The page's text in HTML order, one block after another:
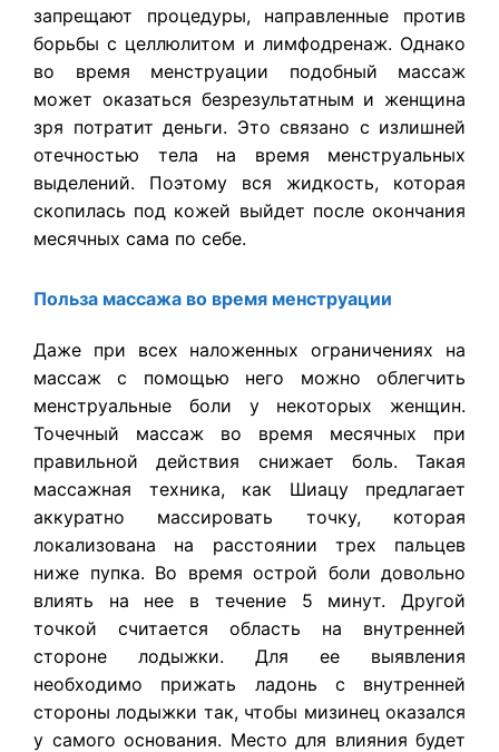
запрещают процедуры, направленные против
борьбы с целлюлитом и лимфодренаж. Однако
во время менструации подобный массаж
может оказаться безрезультатным и женщина
зря потратит деньги. Это связано с излишней
отечностью тела на время менструальных
выделений. Поэтому вся жидкость, которая
скопилась под кожей выйдет после окончания
месячных сама по себе.
Польза массажа во время менструации
Даже при всех наложенных ограничениях на
массаж с помощью него можно облегчить
менструальные боли у некоторых женщин.
Точечный массаж во время месячных при
правильной действия снижает боль. Такая
массажная техника, как Шиацу предлагает
аккуратно массировать точку, которая
локализована на расстоянии трех пальцев
ниже пупка. Во время острой боли довольно
влиять на нее в течение 5 минут. Другой
точкой считается область на внутренней
стороне лодыжки. Для ее выявления
необходимо прижать ладонь с внутренней
стороны лодыжки так, чтобы мизинец оказался
у самого основания. Место для влияния будет